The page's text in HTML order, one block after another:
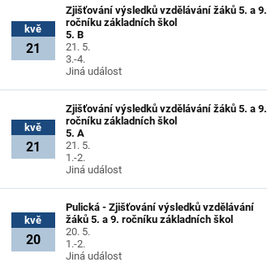
kvě
21
Zjišťování výsledků vzdělávání žáků 5. a 9.
ročníku základních škol
5. B
21. 5.
3.-4.
Jiná událost
kvě
21
Zjišťování výsledků vzdělávání žáků 5. a 9.
ročníku základních škol
5. A
21. 5.
1.-2.
Jiná událost
kvě
20
Pulická - Zjišťování výsledků vzdělávání
žáků 5. a 9. ročníku základních škol
20. 5.
1.-2.
Jiná událost